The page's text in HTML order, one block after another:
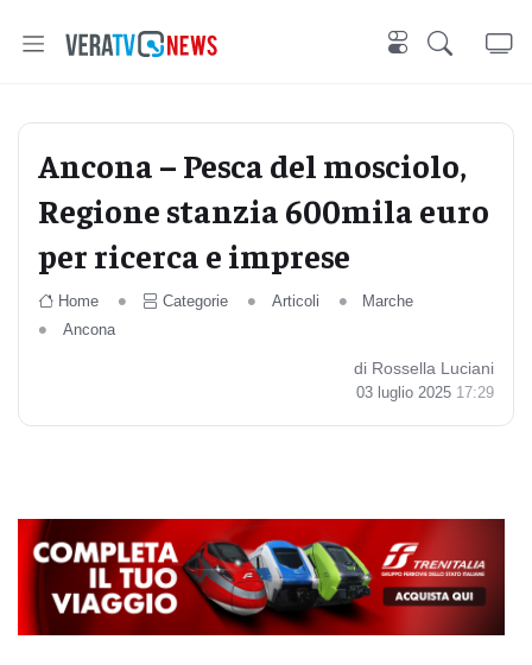
Ancona – Pesca del mosciolo,
Regione stanzia 600mila euro
per ricerca e imprese
Home Categorie Articoli
Marche
Ancona
di Rossella Luciani
03 luglio 2025 17:29